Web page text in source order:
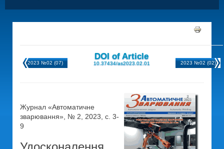
2023 №02 (07)
DOI of Article
10.37434/as2023.02.01 2023 №02 (02)
Журнал «Автоматичне
зварювання», № 2, 2023, с. 3-
9